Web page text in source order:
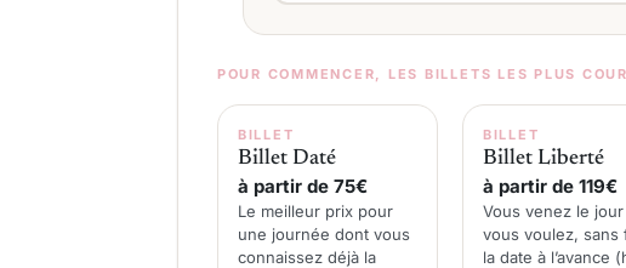
POUR COMMENCER, LES BILLETS LES PLUS
BILLET
Billet Daté
à partir de 75€
Le meilleur prix pour
une journée dont vous
connaissez déjà la
BILLET
Billet Liberté
à partir de 119€
Vous venez le
vous voulez, sans
la date à l’avance